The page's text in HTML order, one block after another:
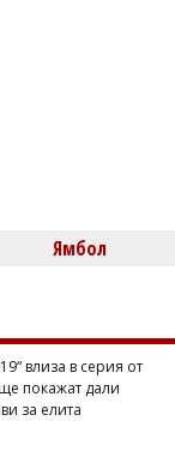
07/
хил.
Ямбол
влиза в серия от
покажат дали
за елита